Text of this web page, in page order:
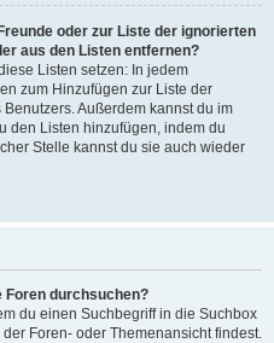
oder zur Liste der ignorierten
aus den Listen entfernen?
Listen setzen: In jedem
zum Hinzufügen zur Liste der
Außerdem kannst du im
den Listen hinzufügen, indem du
Stelle kannst du sie auch wieder
Foren durchsuchen?
du einen Suchbegriff in die Suchbox
Foren- oder Themenansicht findest.